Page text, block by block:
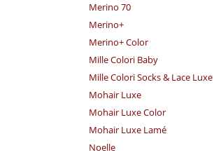
Merino 70
Merino+
Merino+ Color
Mille Colori Baby
Mille Colori Socks & Lace Luxe
Mohair Luxe
Mohair Luxe Color
Mohair Luxe Lamé
Noelle